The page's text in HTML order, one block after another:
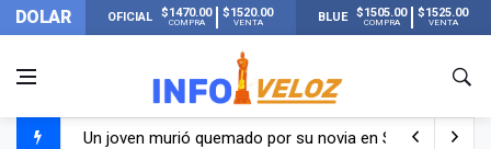
DOLAR OFICIAL $1470.00
COMPRA
$1520.00
VENTA BLUE $1505.00
COMPRA
$1525.00
VENTA
Un joven murió quemado por su novia en San Luis: